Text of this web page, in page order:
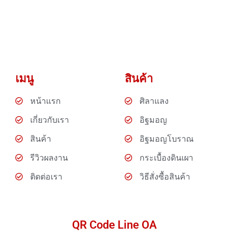
เมนู
หน้าแรก
เกี่ยวกับเรา
สินค้า
รีวิวผลงาน
ติดต่อเรา
สินค้า
ศิลาแลง
อิฐมอญ
อิฐมอญโบราณ
กระเบื้องดินเผา
วิธีสั่งซื้อสินค้า
QR Code Line OA